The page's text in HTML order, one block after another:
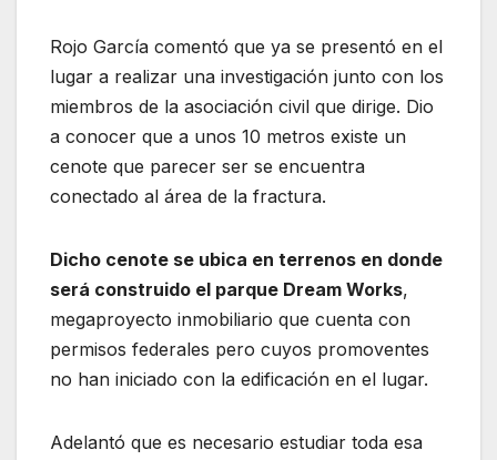
Rojo García comentó que ya se presentó en el
lugar a realizar una investigación junto con los
miembros de la asociación civil que dirige. Dio
a conocer que a unos 10 metros existe un
cenote que parecer ser se encuentra
conectado al área de la fractura.
Dicho cenote se ubica en terrenos en donde
será construido el parque Dream Works,
megaproyecto inmobiliario que cuenta con
permisos federales pero cuyos promoventes
no han iniciado con la edificación en el lugar.
Adelantó que es necesario estudiar toda esa